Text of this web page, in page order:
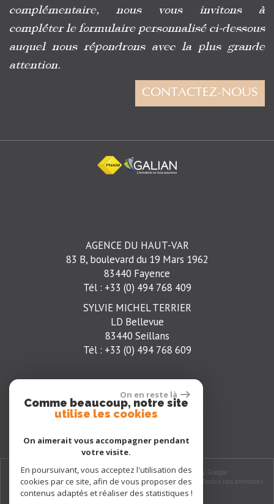
complémentaire, nous vous invitons à
compléter le formulaire personnalisé ci-dessous
auquel nous répondrons avec la plus grande
attention.
CONTACTEZ-NOUS
AGENCE DU HAUT-VAR
83 B, boulevard du 19 Mars 1962
83440 Fayence
Tél : +33 (0) 494 768 409
SYLVIE MICHEL TERRIER
LD Bellevue
83440 Seillans
Tél : +33 (0) 494 768 609
© 2026 | Tous droits réservés | Traduction powered by Google
Plan du site-Mentions légales-Nos honoraires-Liens- Admin Toutes nos annonces
On en reste là
Comme beaucoup, notre site
utilise les cookies
On aimerait vous accompagner pendant
votre visite.
En poursuivant, vous acceptez l'utilisation des
cookies par ce site, afin de vous proposer des
contenus adaptés et réaliser des statistiques !